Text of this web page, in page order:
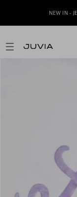
NEW IN -